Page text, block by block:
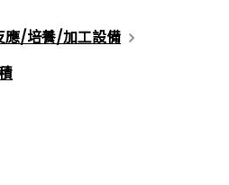
應/培養/加工設備